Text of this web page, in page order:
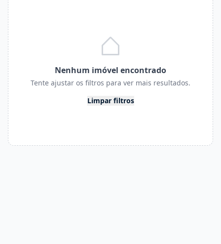
Nenhum imóvel encontrado
Tente ajustar os filtros para ver mais resultados.
Limpar filtros